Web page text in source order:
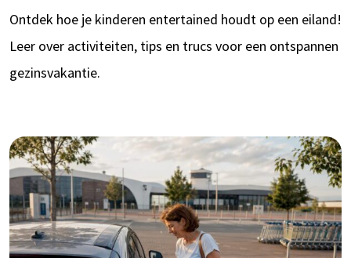
Ontdek hoe je kinderen entertained houdt op een eiland!
Leer over activiteiten, tips en trucs voor een ontspannen
gezinsvakantie.